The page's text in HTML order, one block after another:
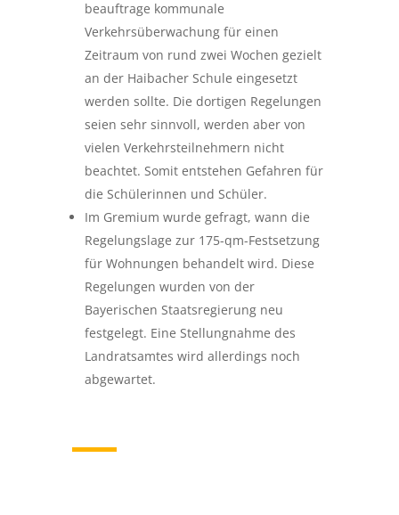
beauftrage kommunale
Verkehrsüberwachung für einen
Zeitraum von rund zwei Wochen gezielt
an der Haibacher Schule eingesetzt
werden sollte. Die dortigen Regelungen
seien sehr sinnvoll, werden aber von
vielen Verkehrsteilnehmern nicht
beachtet. Somit entstehen Gefahren für
die Schülerinnen und Schüler.
Im Gremium wurde gefragt, wann die
Regelungslage zur 175-qm-Festsetzung
für Wohnungen behandelt wird. Diese
Regelungen wurden von der
Bayerischen Staatsregierung neu
festgelegt. Eine Stellungnahme des
Landratsamtes wird allerdings noch
abgewartet.